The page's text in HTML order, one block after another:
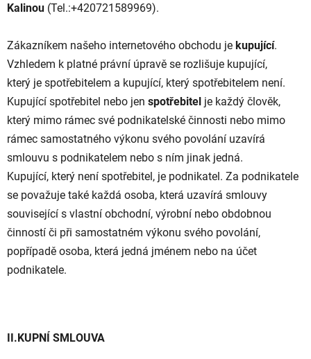
Kalinou (Tel.:+420721589969).
Zákazníkem našeho internetového obchodu je kupující.
Vzhledem k platné právní úpravě se rozlišuje kupující,
který je spotřebitelem a kupující, který spotřebitelem není.
Kupující spotřebitel nebo jen spotřebitel je každý člověk,
který mimo rámec své podnikatelské činnosti nebo mimo
rámec samostatného výkonu svého povolání uzavírá
smlouvu s podnikatelem nebo s ním jinak jedná.
Kupující, který není spotřebitel, je podnikatel. Za podnikatele
se považuje také každá osoba, která uzavírá smlouvy
související s vlastní obchodní, výrobní nebo obdobnou
činností či při samostatném výkonu svého povolání,
popřípadě osoba, která jedná jménem nebo na účet
podnikatele.
II.KUPNÍ SMLOUVA